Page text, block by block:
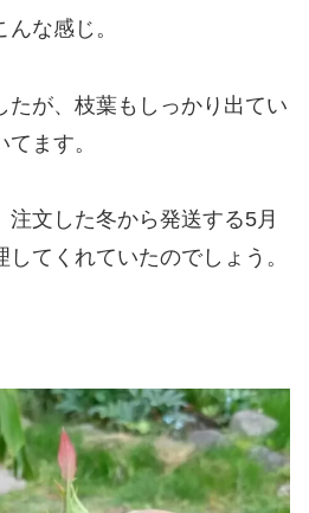
な感じ。
たが、枝葉もしっかり出てい
ます。
文した冬から発送する5月
てくれていたのでしょう。